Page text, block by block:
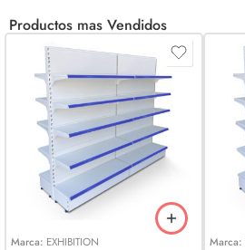
Productos mas Vendidos
Marca: EXHIBITION Marca: